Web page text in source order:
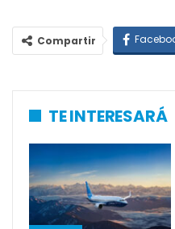
Compartir
TE INTERESARÁ